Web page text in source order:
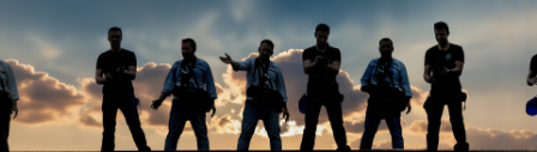
al
contenido